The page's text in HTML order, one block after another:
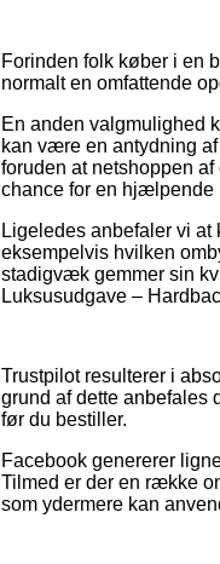
Forinden folk køber i en
normalt en omfattende
En anden valgmulighed
kan være en antydning
foruden at netshoppen
chance for en hjælpende
Ligeledes anbefaler vi
eksempelvis hvilken
stadigvæk gemmer sin
Luksusudgave –
Trustpilot resulterer i
grund af dette anbefales
før du bestiller.
Facebook genererer
Tilmed er der en række
som ydermere kan